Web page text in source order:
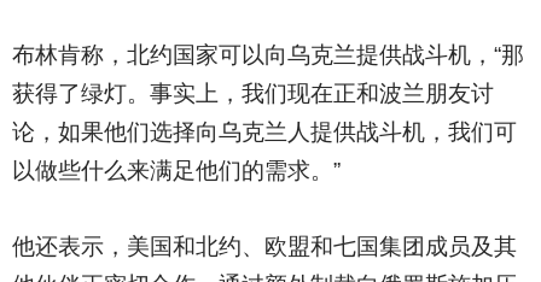
布林肯称，北约国家可以向乌克兰提供战斗机，“那
获得了绿灯。事实上，我们现在正和波兰朋友讨
论，如果他们选择向乌克兰人提供战斗机，我们可
以做些什么来满足他们的需求。”
他还表示，美国和北约、欧盟和七国集团成员及其